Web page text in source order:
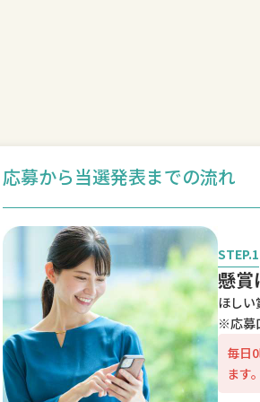
応募から当選発表までの流れ
STEP.1
懸賞
ほしい
※応募
毎日
ます。